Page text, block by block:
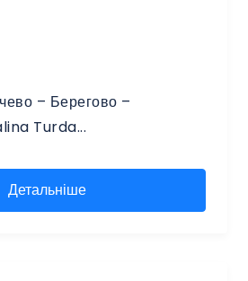
– Берегово –
Turda...
Детальніше